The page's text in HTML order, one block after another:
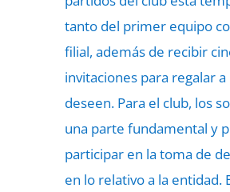
tanto del primer equipo
filial, además de recibir
invitaciones para regalar
deseen. Para el club, los
una parte fundamental y
participar en la toma de
en lo relativo a la entidad.